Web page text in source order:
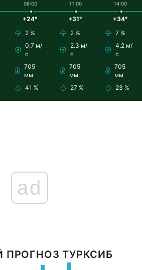
08:00
+24°
2 %
0.7 м/
с
705
мм
41 %
11:00
+31°
2 %
2.3 м/
с
705
мм
27 %
14:00
+34°
7 %
4.2 м/
с
705
мм
23 %
ad
ТУРКСИБ